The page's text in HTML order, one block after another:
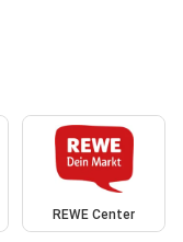
REWE Center